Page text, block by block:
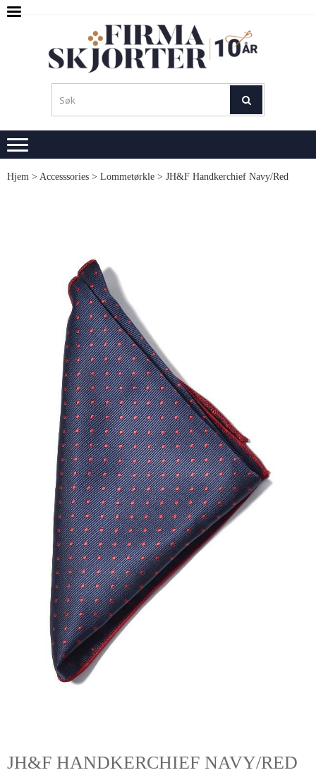
Skip
Skip
Hjem > Accesssories > Lommetørkle > JH&F Handkerchief Navy/Red
JH&F HANDKERCHIEF NAVY/RED